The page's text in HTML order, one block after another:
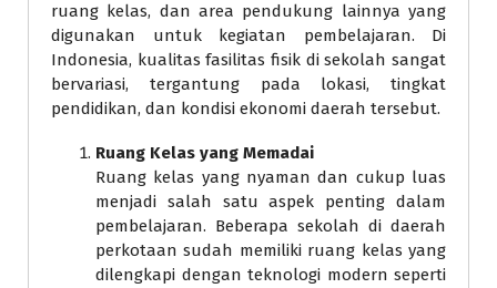
ruang kelas, dan area pendukung lainnya yang
digunakan untuk kegiatan pembelajaran. Di
Indonesia, kualitas fasilitas fisik di sekolah sangat
bervariasi, tergantung pada lokasi, tingkat
pendidikan, dan kondisi ekonomi daerah tersebut.
Ruang Kelas yang Memadai
Ruang kelas yang nyaman dan cukup luas
menjadi salah satu aspek penting dalam
pembelajaran. Beberapa sekolah di daerah
perkotaan sudah memiliki ruang kelas yang
dilengkapi dengan teknologi modern seperti